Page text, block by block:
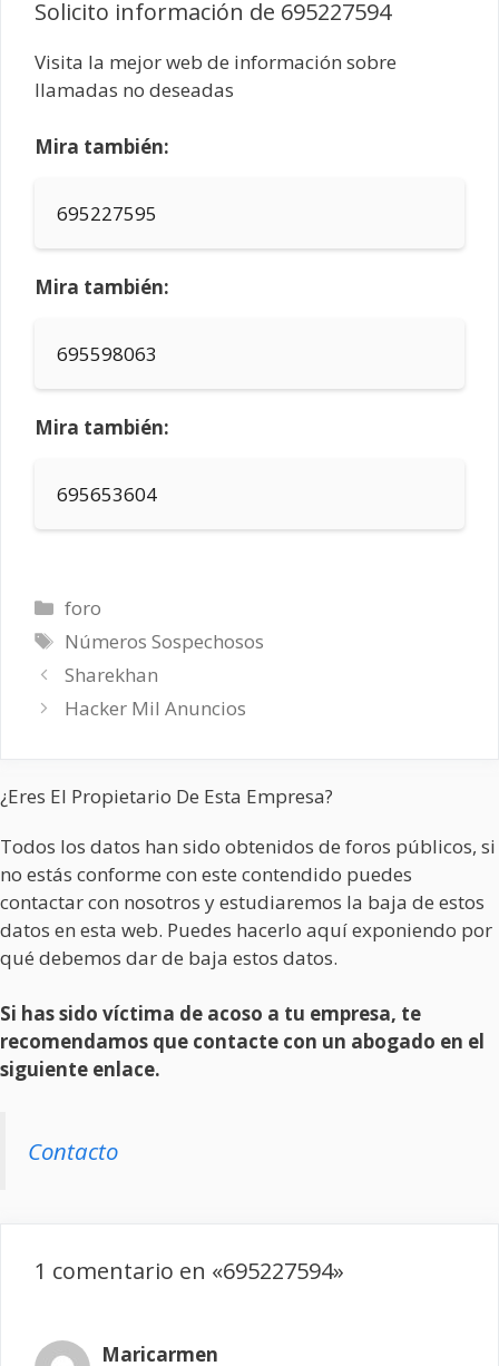
Solicito información de 695227594
Visita la mejor web de información sobre
llamadas no deseadas
Mira también:
695227595
Mira también:
695598063
Mira también:
695653604
Categorías
foro
Etiquetas
Números Sospechosos
Sharekhan
Hacker Mil Anuncios
¿Eres El Propietario De Esta Empresa?
Todos los datos han sido obtenidos de foros públicos, si
no estás conforme con este contendido puedes
contactar con nosotros y estudiaremos la baja de estos
datos en esta web. Puedes hacerlo aquí exponiendo por
qué debemos dar de baja estos datos.
Si has sido víctima de acoso a tu empresa, te
recomendamos que contacte con un abogado en el
siguiente enlace.
Contacto
1 comentario en «695227594»
Maricarmen